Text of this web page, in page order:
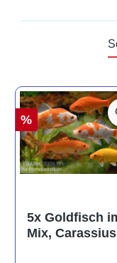
%
5x Goldfisch
Mix, Carassius